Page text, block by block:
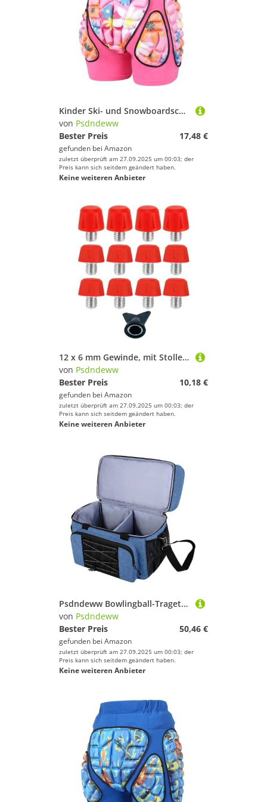
Sneaker von Psdndeww
Kinder Ski- und Snowboardschuhe mit verstellbaren, gepolsterten Polstern
von Psdndeww
Bester Preis
17,48 €
gefunden bei Amazon
zuletzt überprüft am 27.09.2025 um 00:03; der
Preis kann sich seitdem geändert haben.
Keine weiteren Anbieter
12 x 6 mm Gewinde, mit Stollen für Fußballschuhe
von Psdndeww
Bester Preis
10,18 €
gefunden bei Amazon
zuletzt überprüft am 27.09.2025 um 00:03; der
Preis kann sich seitdem geändert haben.
Keine weiteren Anbieter
Psdndeww Bowlingball-Tragetasche, tragbar, wasserdicht, Reise-Schuh, Rucksäcke, Sportballtasche, Bowling-Halter für 2 Bälle
von Psdndeww
Bester Preis
50,46 €
gefunden bei Amazon
zuletzt überprüft am 27.09.2025 um 00:03; der
Preis kann sich seitdem geändert haben.
Keine weiteren Anbieter